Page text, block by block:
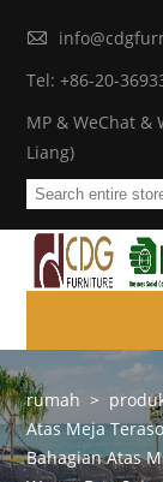

Tel: +86-20-
MP & WeChat &
Liang)
rumah >
Atas Meja
Bahagian Atas